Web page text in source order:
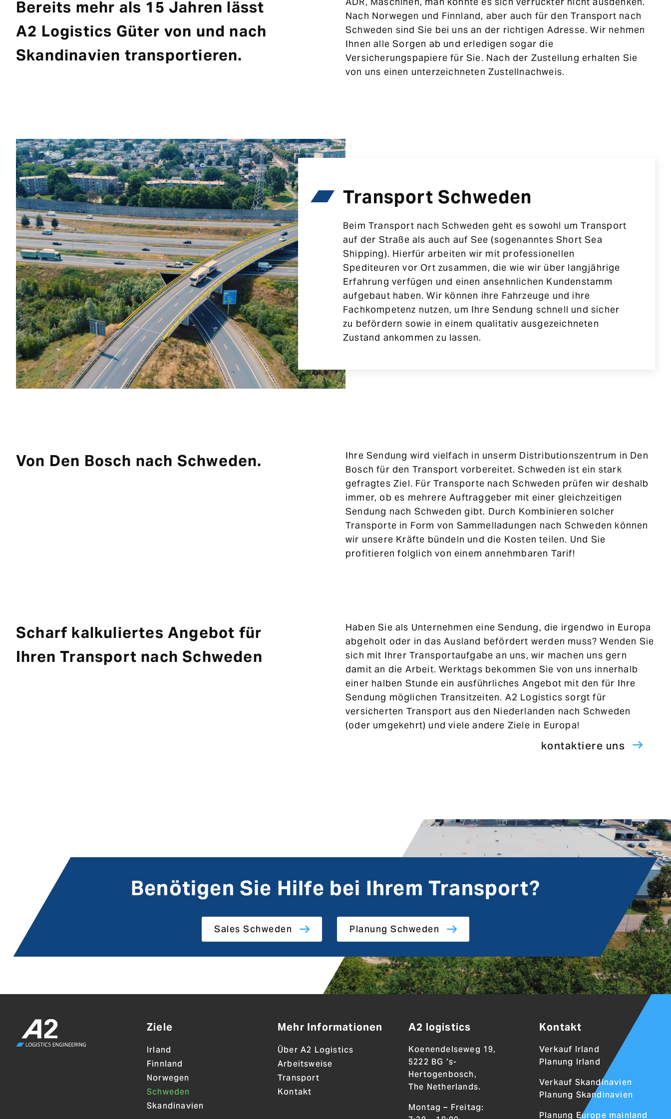
Bereits mehr als 15 Jahren lässt
A2 Logistics Güter von und nach
Skandinavien transportieren.
Nach Norwegen und Finnland, aber auch für den Transport nach
Schweden sind Sie bei uns an der richtigen Adresse. Wir nehmen
Ihnen alle Sorgen ab und erledigen sogar die
Versicherungspapiere für Sie. Nach der Zustellung erhalten Sie
von uns einen unterzeichneten Zustellnachweis.
Transport Schweden
Beim Transport nach Schweden geht es sowohl um Transport
auf der Straße als auch auf See (sogenanntes Short Sea
Shipping). Hierfür arbeiten wir mit professionellen
Spediteuren vor Ort zusammen, die wie wir über langjährige
Erfahrung verfügen und einen ansehnlichen Kundenstamm
aufgebaut haben. Wir können ihre Fahrzeuge und ihre
Fachkompetenz nutzen, um Ihre Sendung schnell und sicher
zu befördern sowie in einem qualitativ ausgezeichneten
Zustand ankommen zu lassen.
Von Den Bosch nach Schweden.
Ihre Sendung wird vielfach in unserm Distributionszentrum in Den
Bosch für den Transport vorbereitet. Schweden ist ein stark
gefragtes Ziel. Für Transporte nach Schweden prüfen wir deshalb
immer, ob es mehrere Auftraggeber mit einer gleichzeitigen
Sendung nach Schweden gibt. Durch Kombinieren solcher
Transporte in Form von Sammelladungen nach Schweden können
wir unsere Kräfte bündeln und die Kosten teilen. Und Sie
profitieren folglich von einem annehmbaren Tarif!
Scharf kalkuliertes Angebot für
Ihren Transport nach Schweden
Haben Sie als Unternehmen eine Sendung, die irgendwo in Europa
abgeholt oder in das Ausland befördert werden muss? Wenden Sie
sich mit Ihrer Transportaufgabe an uns, wir machen uns gern
damit an die Arbeit. Werktags bekommen Sie von uns innerhalb
einer halben Stunde ein ausführliches Angebot mit den für Ihre
Sendung möglichen Transitzeiten. A2 Logistics sorgt für
versicherten Transport aus den Niederlanden nach Schweden
(oder umgekehrt) und viele andere Ziele in Europa!
kontaktiere uns
Benötigen Sie Hilfe bei Ihrem Transport?
Sales Schweden Planung Schweden
Ziele
Irland
Finnland
Norwegen
Schweden
Skandinavien
Mehr Informationen
Über A2 Logistics
Arbeitsweise
Transport
Kontakt
A2 logistics
Koenendelseweg 19,
5222 BG ’s-
Hertogenbosch,
The Netherlands.
Montag – Freitag:
Kontakt
Verkauf Irland
Planung Irland
Verkauf Skandinavien
Planung Skandinavien
Planung Europe mainland